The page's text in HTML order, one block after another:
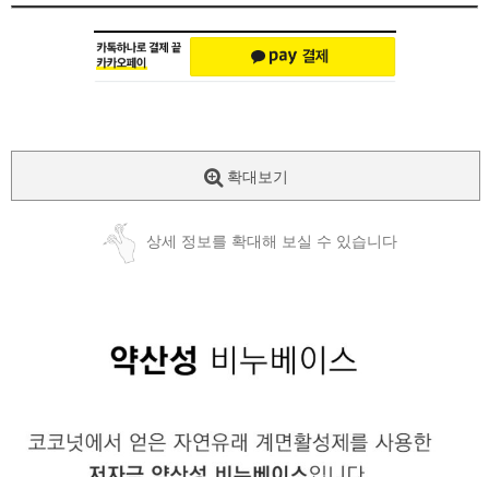
확대보기
상세 정보를 확대해 보실 수 있습니다